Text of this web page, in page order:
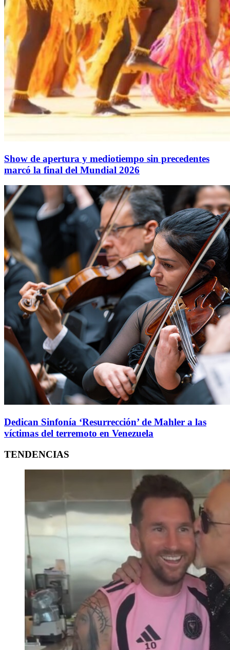
Show de apertura y mediotiempo sin precedentes
marcó la final del Mundial 2026
Dedican Sinfonía ‘Resurrección’ de Mahler a las
víctimas del terremoto en Venezuela
TENDENCIAS